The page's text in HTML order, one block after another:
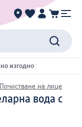
изгодно
Почистване на лице
вода с